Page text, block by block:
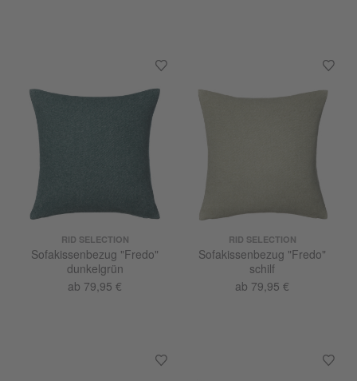
RID SELECTION
Sofakissenbezug "Fredo"
dunkelgrün
ab 79,95 €
RID SELECTION
Sofakissenbezug "Fredo"
schilf
ab 79,95 €